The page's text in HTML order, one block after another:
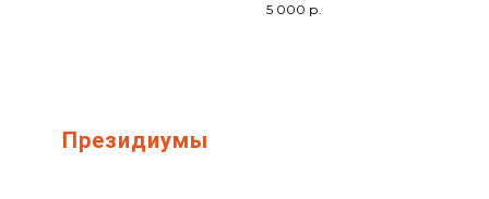
5 000 р.
Президиумы